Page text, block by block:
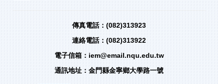
傳真電話：(082)313923
連絡電話：(082)313922
電子信箱：iem@email.nqu.edu.tw
通訊地址：金門縣金寧鄉大學路一號